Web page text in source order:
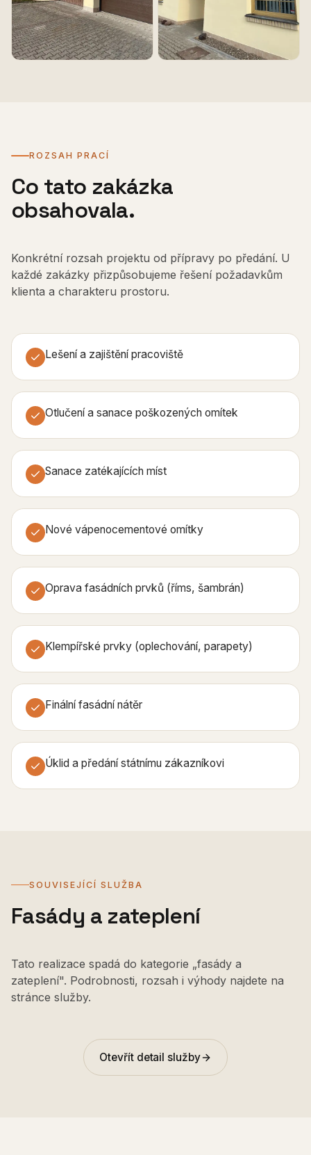
ROZSAH PRACÍ
Co tato zakázka
obsahovala.
Konkrétní rozsah projektu od přípravy po předání. U
každé zakázky přizpůsobujeme řešení požadavkům
klienta a charakteru prostoru.
Lešení a zajištění pracoviště
Otlučení a sanace poškozených omítek
Sanace zatékajících míst
Nové vápenocementové omítky
Oprava fasádních prvků (říms, šambrán)
Klempířské prvky (oplechování, parapety)
Finální fasádní nátěr
Úklid a předání státnímu zákazníkovi
SOUVISEJÍCÍ SLUŽBA
Fasády a zateplení
Tato realizace spadá do kategorie „fasády a
zateplení". Podrobnosti, rozsah i výhody najdete na
stránce služby.
Otevřít detail služby